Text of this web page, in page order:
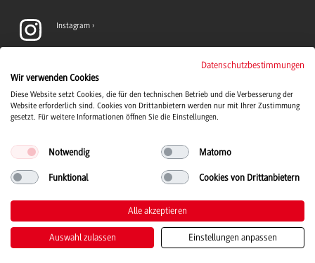
Instagram
LinkedIn
© 2026 Duale Hochschule Baden-Württemberg
Impressum Datenschutz Barrierefreiheit Leichte Sprache
Datenschutzbestimmungen
Wir verwenden Cookies
Diese Website setzt Cookies, die für den technischen Betrieb und die Verbesserung der
Website erforderlich sind. Cookies von Drittanbietern werden nur mit Ihrer Zustimmung
gesetzt. Für weitere Informationen öffnen Sie die Einstellungen.
Notwendig Matomo
Funktional Cookies von Drittanbietern
Alle akzeptieren
Auswahl zulassen Einstellungen anpassen